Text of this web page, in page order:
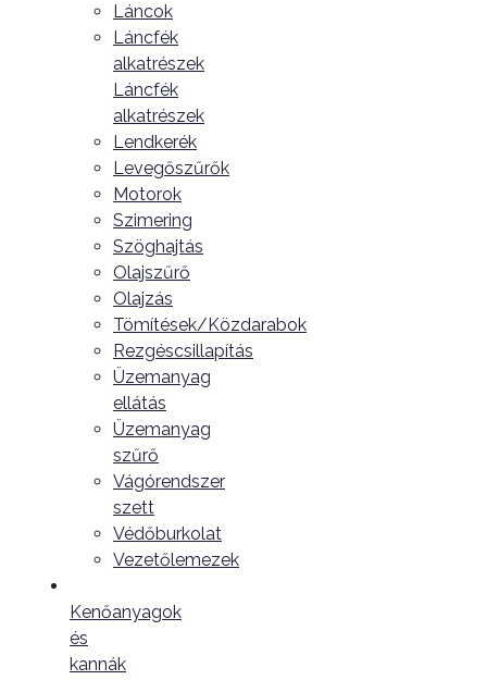
Láncok
Láncfék
alkatrészek
Láncfék
alkatrészek
Lendkerék
Levegőszűrők
Motorok
Szimering
Szöghajtás
Olajszűrő
Olajzás
Tömítések/Közdarabok
Rezgéscsillapítás
Üzemanyag
ellátás
Üzemanyag
szűrő
Vágórendszer
szett
Védőburkolat
Vezetőlemezek
Kenőanyagok
és
kannák